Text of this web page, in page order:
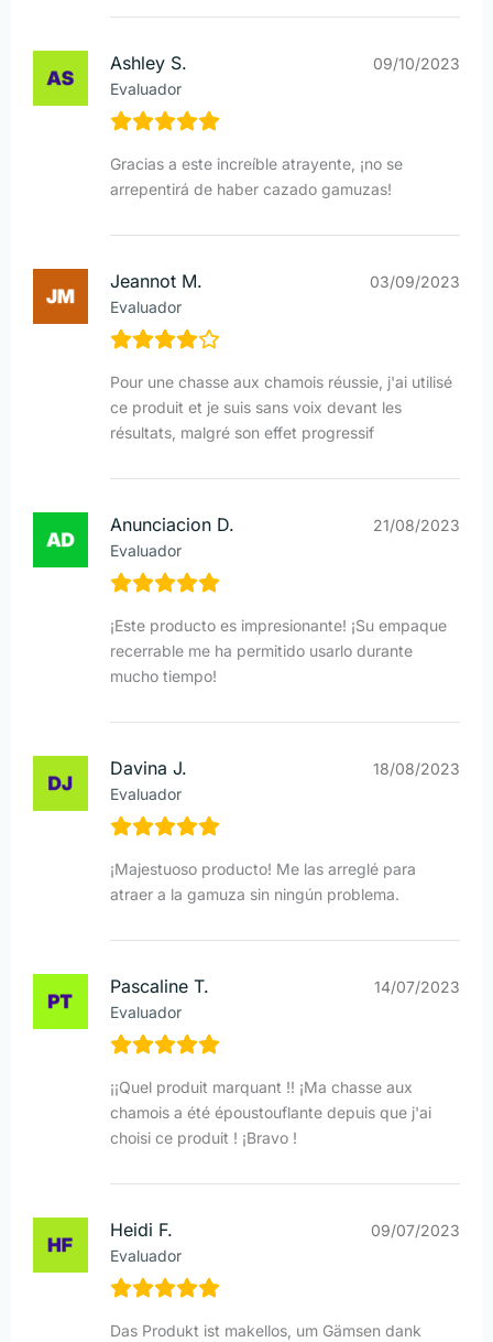
Ashley S.
Evaluador
09/10/2023
Gracias a este increíble atrayente, ¡no se
arrepentirá de haber cazado gamuzas!
Jeannot M.
Evaluador
03/09/2023
Pour une chasse aux chamois réussie, j'ai utilisé
ce produit et je suis sans voix devant les
résultats, malgré son effet progressif
Anunciacion D.
Evaluador
21/08/2023
¡Este producto es impresionante! ¡Su empaque
recerrable me ha permitido usarlo durante
mucho tiempo!
Davina J.
Evaluador
18/08/2023
¡Majestuoso producto! Me las arreglé para
atraer a la gamuza sin ningún problema.
Pascaline T.
Evaluador
14/07/2023
¡¡Quel produit marquant !! ¡Ma chasse aux
chamois a été époustouflante depuis que j'ai
choisi ce produit ! ¡Bravo !
Heidi F.
Evaluador
09/07/2023
Das Produkt ist makellos, um Gämsen dank